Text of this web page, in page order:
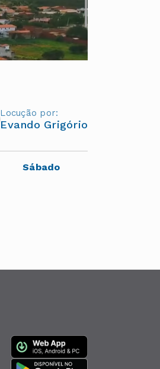
Locução por:
Evando Grigório
Sábado